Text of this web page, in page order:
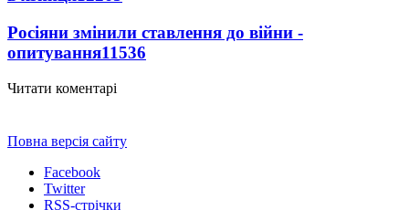
Росіяни змінили ставлення до війни -
опитування11536
Читати коментарі
Повна версія сайту
Facebook
Twitter
RSS-стрічки